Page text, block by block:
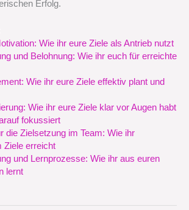
Erfolg.
Wie ihr eure Ziele als Antrieb nutzt
und Belohnung: Wie ihr euch für erreichte
Wie ihr eure Ziele effektiv plant und
Wie ihr eure Ziele klar vor Augen habt
fokussiert
die Zielsetzung im Team: Wie ihr
Ziele erreicht
und Lernprozesse: Wie ihr aus euren
lernt